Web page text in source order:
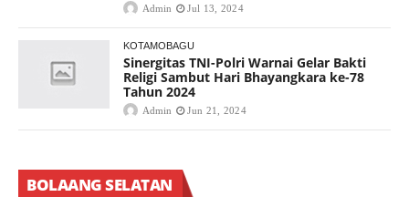
Admin Jul 13, 2024
KOTAMOBAGU
Sinergitas TNI-Polri Warnai Gelar Bakti
Religi Sambut Hari Bhayangkara ke-78
Tahun 2024
Admin Jun 21, 2024
BOLAANG SELATAN